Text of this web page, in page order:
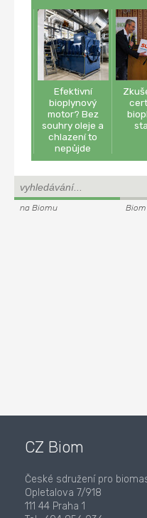
Efektivní
bioplynový
motor? Bez
souhry oleje a
chlazení to
nepůjde
na Biomu
CZ Biom
České sdružení pro
Opletalova 7/918
111 44 Praha 1